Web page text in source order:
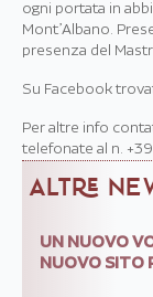
ogni portata in
Mont’Albano.
presenza del
Su Facebook
Per altre info
telefonate al n.
ALTRE
UN NUOVO
NUOVO SITO